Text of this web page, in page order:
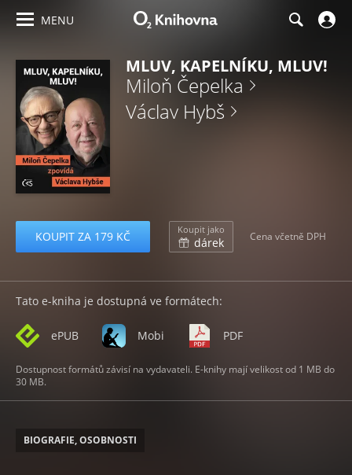
MENU
MLUV, KAPELNÍKU, MLUV!
Miloň Čepelka
Václav Hybš
KOUPIT ZA 179 KČ Koupit jako
dárek Cena včetně DPH
Tato e-kniha je dostupná ve formátech:
ePUB Mobi PDF
Dostupnost formátů závisí na vydavateli. E-knihy mají velikost od 1 MB do
30 MB.
BIOGRAFIE, OSOBNOSTI